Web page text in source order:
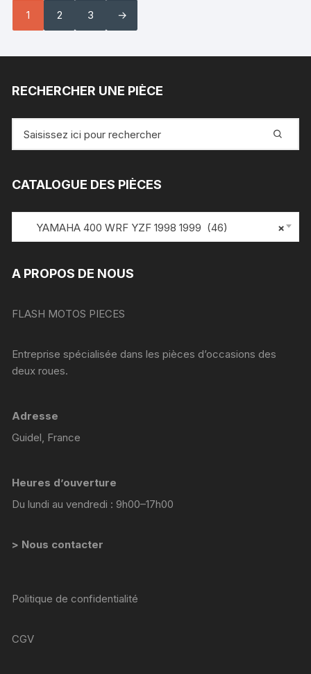
1 2 3 →
RECHERCHER UNE PIÈCE
pour
CATALOGUE DES PIÈCES
×
YAMAHA 400 WRF YZF 1998 1999 (46)
A PROPOS DE NOUS
FLASH MOTOS PIECES
Entreprise spécialisée dans les pièces d’occasions des
deux roues.
Adresse
Guidel, France
Heures d’ouverture
Du lundi au vendredi : 9h00–17h00
> Nous contacter
Politique de confidentialité
CGV